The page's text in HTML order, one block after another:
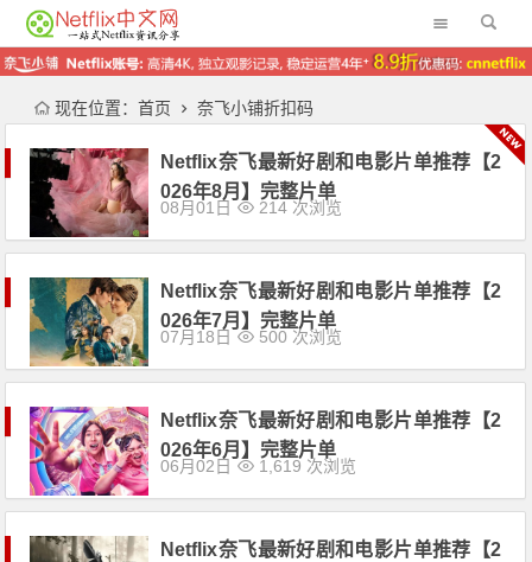
现在位置： 首页 奈飞小铺折扣码
Netflix奈飞最新好剧和电影片单推荐【2
026年8月】完整片单
08月01日 214 次浏览
Netflix奈飞最新好剧和电影片单推荐【2
026年7月】完整片单
07月18日 500 次浏览
Netflix奈飞最新好剧和电影片单推荐【2
026年6月】完整片单
06月02日 1,619 次浏览
Netflix奈飞最新好剧和电影片单推荐【2